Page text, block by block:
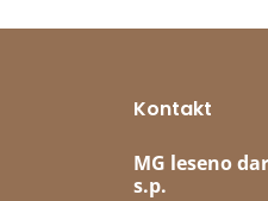
Kontakt
MG leseno
s.p.